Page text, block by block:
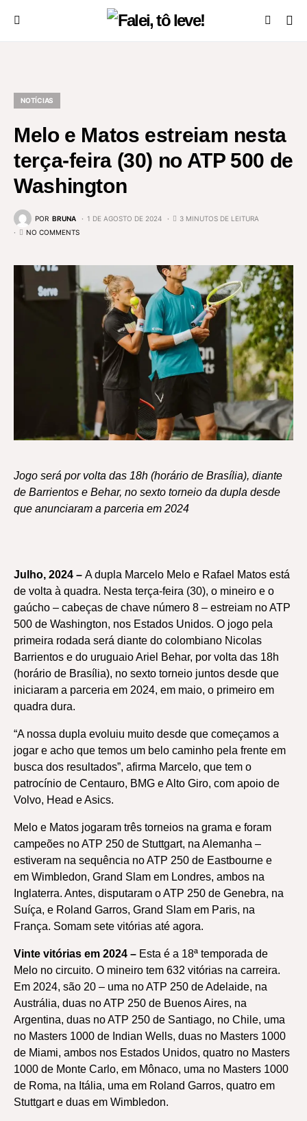
NOTÍCIAS
Melo e Matos estreiam nesta
terça-feira (30) no ATP 500 de
Washington
POR BRUNA 1 DE AGOSTO DE 2024
3 MINUTOS DE LEITURA
NO COMMENTS
Jogo será por volta das 18h (horário de Brasília), diante
de Barrientos e Behar, no sexto torneio da dupla desde
que anunciaram a parceria em 2024
Julho, 2024 – A dupla Marcelo Melo e Rafael Matos está
de volta à quadra. Nesta terça-feira (30), o mineiro e o
gaúcho – cabeças de chave número 8 – estreiam no ATP
500 de Washington, nos Estados Unidos. O jogo pela
primeira rodada será diante do colombiano Nicolas
Barrientos e do uruguaio Ariel Behar, por volta das 18h
(horário de Brasília), no sexto torneio juntos desde que
iniciaram a parceria em 2024, em maio, o primeiro em
quadra dura.
“A nossa dupla evoluiu muito desde que começamos a
jogar e acho que temos um belo caminho pela frente em
busca dos resultados”, afirma Marcelo, que tem o
patrocínio de Centauro, BMG e Alto Giro, com apoio de
Volvo, Head e Asics.
Melo e Matos jogaram três torneios na grama e foram
campeões no ATP 250 de Stuttgart, na Alemanha –
estiveram na sequência no ATP 250 de Eastbourne e
em Wimbledon, Grand Slam em Londres, ambos na
Inglaterra. Antes, disputaram o ATP 250 de Genebra, na
Suíça, e Roland Garros, Grand Slam em Paris, na
França. Somam sete vitórias até agora.
Vinte vitórias em 2024 – Esta é a 18ª temporada de
Melo no circuito. O mineiro tem 632 vitórias na carreira.
Em 2024, são 20 – uma no ATP 250 de Adelaide, na
Austrália, duas no ATP 250 de Buenos Aires, na
Argentina, duas no ATP 250 de Santiago, no Chile, uma
no Masters 1000 de Indian Wells, duas no Masters 1000
de Miami, ambos nos Estados Unidos, quatro no Masters
1000 de Monte Carlo, em Mônaco, uma no Masters 1000
de Roma, na Itália, uma em Roland Garros, quatro em
Stuttgart e duas em Wimbledon.